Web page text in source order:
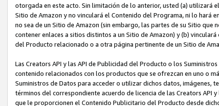
otorgada en este acto. Sin limitación de lo anterior, usted (a) utilizará
Sitio de Amazon y no vinculará el Contenido del Programa, ni lo hará
no sea de un Sitio de Amazon (sin embargo, las partes de su Sitio
contener enlaces a sitios distintos a un Sitio de Amazon) y (b)
del Producto relacionado o a otra página pertinente de un Sitio de
Las Creators API y las API de Publicidad del Producto o los
contenido relacionados con los productos que se ofrezcan en uno o
Suministros de Datos para acceder o utilizar dichos datos,
términos del correspondiente acuerdo de licencia de las Creators API
que le proporcionen el Contenido Publicitario del Producto desde